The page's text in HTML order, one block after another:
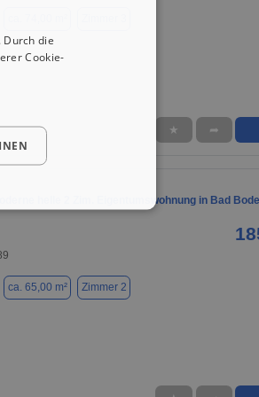
★ ➦
helle 2 Zim. Eigentumswohnung in Bad
ca. 65,00 m² Zimmer 2
die
Cookie-